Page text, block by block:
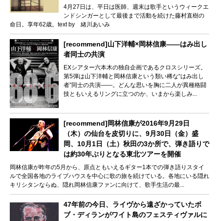
4月27日は、平日は医師、週末は歌手というウィークエ
ンドシンガーとして最後まで活動を続けた藤村直樹の
命日。享年62歳。text by 緒川あいみ
[recommend]山下洋輔×岡林信康――はみ出し
者同士の共演
EXシアター六本木の独自企画であるクロスシリーズ。
第5弾は山下洋輔と岡林信康という類い稀な“はみ出し
者”同士の共演――。どんな思いを胸に二人が異種格闘
技ともいえるリングに立つのか、いまから楽しみ...
[recommend]岡林信康が2016年9月29日
（木）の仙台を皮切りに、9月30日（金）盛
岡、10月1日（土）秋田の3か所で、弾き語りで
は約30年ぶりとなる東北ツアーを開催
岡林信康が昨年の5月から、原点ともいえるギター1本での弾き語りスタイ
ルで全国各地のライブハウスを中心に歌の旅を続けている。各地にいる隠れ
キリシタンならぬ、隠れ岡林信康ファンに向けて、歌手生活の最...
47年前の今日、ライヴから遠ざかっていたボ
ブ・ディランがワイト島のフェスティヴァルに